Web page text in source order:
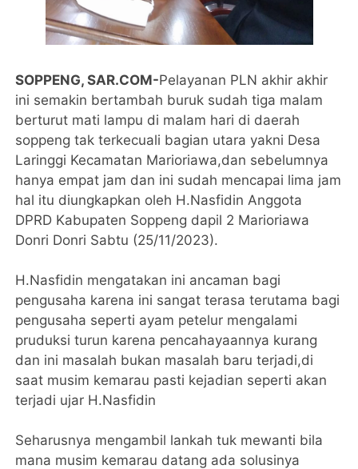
SOPPENG, SAR.COM-Pelayanan PLN akhir akhir
ini semakin bertambah buruk sudah tiga malam
berturut mati lampu di malam hari di daerah
soppeng tak terkecuali bagian utara yakni Desa
Laringgi Kecamatan Marioriawa,dan sebelumnya
hanya empat jam dan ini sudah mencapai lima jam
hal itu diungkapkan oleh H.Nasfidin Anggota
DPRD Kabupaten Soppeng dapil 2 Marioriawa
Donri Donri Sabtu (25/11/2023).
H.Nasfidin mengatakan ini ancaman bagi
pengusaha karena ini sangat terasa terutama bagi
pengusaha seperti ayam petelur mengalami
pruduksi turun karena pencahayaannya kurang
dan ini masalah bukan masalah baru terjadi,di
saat musim kemarau pasti kejadian seperti akan
terjadi ujar H.Nasfidin
Seharusnya mengambil lankah tuk mewanti bila
mana musim kemarau datang ada solusinya